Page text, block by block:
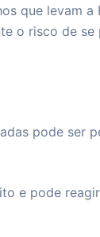
que levam a
o risco de se
pode ser
e pode